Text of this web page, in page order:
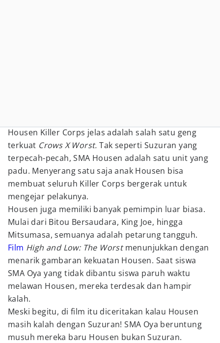
Housen Killer Corps jelas adalah salah satu geng
terkuat Crows X Worst. Tak seperti Suzuran yang
terpecah-pecah, SMA Housen adalah satu unit yang
padu. Menyerang satu saja anak Housen bisa
membuat seluruh Killer Corps bergerak untuk
mengejar pelakunya.
Housen juga memiliki banyak pemimpin luar biasa.
Mulai dari Bitou Bersaudara, King Joe, hingga
Mitsumasa, semuanya adalah petarung tangguh.
Film High and Low: The Worstmenunjukkan dengan
menarik gambaran kekuatan Housen. Saat siswa
SMA Oya yang tidak dibantu siswa paruh waktu
melawan Housen, mereka terdesak dan hampir
kalah.
Meski begitu, di film itu diceritakan kalau Housen
masih kalah dengan Suzuran! SMA Oya beruntung
musuh mereka baru Housen bukan Suzuran.